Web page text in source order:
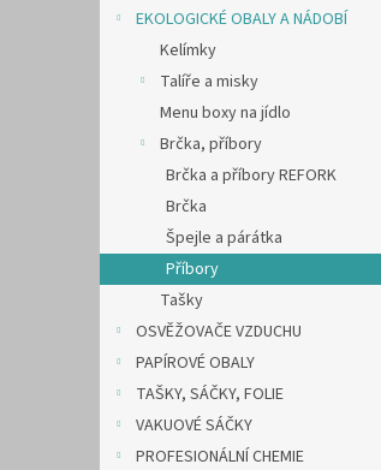
EKOLOGICKÉ OBALY A NÁDOBÍ
Kelímky
Talíře a misky
Menu boxy na jídlo
Brčka, příbory
Brčka a příbory REFORK
Brčka
Špejle a párátka
Příbory
Tašky
OSVĚŽOVAČE VZDUCHU
PAPÍROVÉ OBALY
TAŠKY, SÁČKY, FOLIE
VAKUOVÉ SÁČKY
PROFESIONÁLNÍ CHEMIE